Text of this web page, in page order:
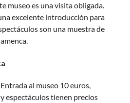
museo es una visita obligada.
excelente introducción para
son una muestra de
Entrada al museo 10 euros,
espectáculos tienen precios